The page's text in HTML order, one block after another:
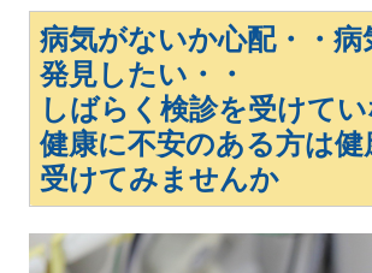
予防接種
交通案内
病気がないか心配・・病
発見したい・・
しばらく検診を受けて
健康に不安のある方は健
受けてみませんか